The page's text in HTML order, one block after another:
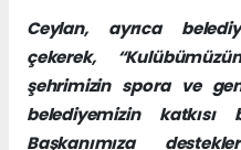
Ceylan, ayrıca
çekerek,
şehrimizin spora ve
belediyemizin katkısı
Başkanımıza